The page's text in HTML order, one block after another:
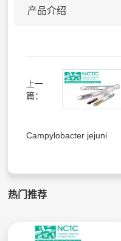
产品介绍
上一
篇：
Campylobacter jejuni
热门推荐